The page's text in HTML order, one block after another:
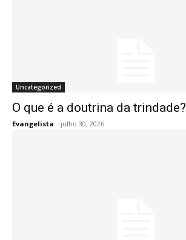
Uncategorized
O que é a doutrina da trindade?
Evangelista - julho 30, 2026